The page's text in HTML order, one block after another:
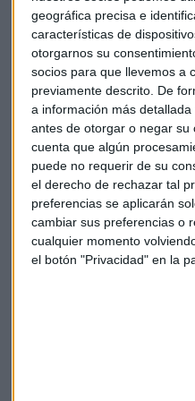
geográfica precisa e
características de
otorgarnos su
socios para que llevemos a
previamente descrito. De
a información más
antes de otorgar o negar su
cuenta que algún
puede no requerir de su
el derecho de rechazar tal
preferencias se aplicarán
cambiar sus preferencias o
cualquier momento
el botón "Privacidad" en la
Por otra parte, la entidad
tipos de interés
por ciento, después del
acometido el pasado
Suscríbete a
Te enviaremos las